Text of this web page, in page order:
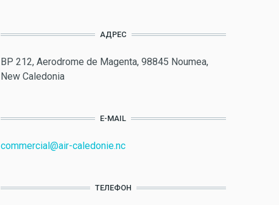
АДРЕС
BP 212, Aerodrome de Magenta, 98845 Noumea,
New Caledonia
E-MAIL
commercial@air-caledonie.nc
ТЕЛЕФОН